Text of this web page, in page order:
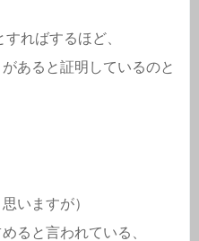
ればするほど、
あると証明しているのと
いますが）
ると言われている、